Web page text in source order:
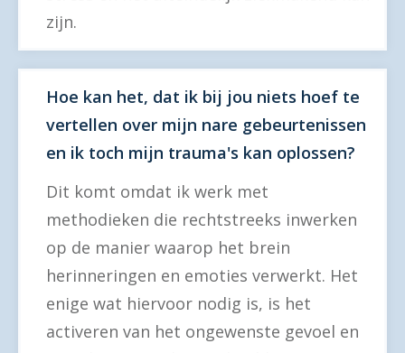
zijn.
Hoe kan het, dat ik bij jou niets hoef te
vertellen over mijn nare gebeurtenissen
en ik toch mijn trauma's kan oplossen?
Dit komt omdat ik werk met
methodieken die rechtstreeks inwerken
op de manier waarop het brein
herinneringen en emoties verwerkt. Het
enige wat hiervoor nodig is, is het
activeren van het ongewenste gevoel en